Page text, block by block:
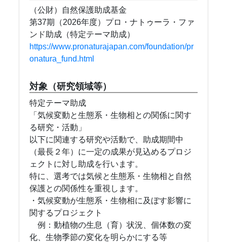
（公財）自然保護助成基金
第37期（2026年度）プロ・ナトゥーラ・ファ
ンド助成（特定テーマ助成）
https://www.pronaturajapan.com/foundation/pr
onatura_fund.html
対象（研究領域等）
特定テーマ助成
「気候変動と生態系・生物相との関係に関す
る研究・活動」
以下に関連する研究や活動で、助成期間中
（最長２年）に一定の成果が見込めるプロジ
ェクトに対し助成を行います。
特に、選考では気候と生態系・生物相と自然
保護との関係性を重視します。
・気候変動が生態系・生物相に及ぼす影響に
関するプロジェクト
例：動植物の生息（育）状況、個体数の変
化、生物季節の変化を明らかにする等